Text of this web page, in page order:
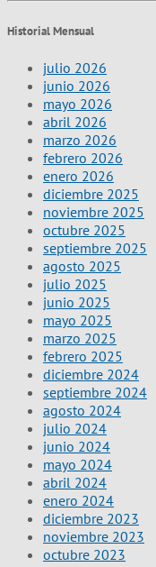
Historial Mensual
julio 2026
junio 2026
mayo 2026
abril 2026
marzo 2026
febrero 2026
enero 2026
diciembre 2025
noviembre 2025
octubre 2025
septiembre 2025
agosto 2025
julio 2025
junio 2025
mayo 2025
marzo 2025
febrero 2025
diciembre 2024
septiembre 2024
agosto 2024
julio 2024
junio 2024
mayo 2024
abril 2024
enero 2024
diciembre 2023
noviembre 2023
octubre 2023